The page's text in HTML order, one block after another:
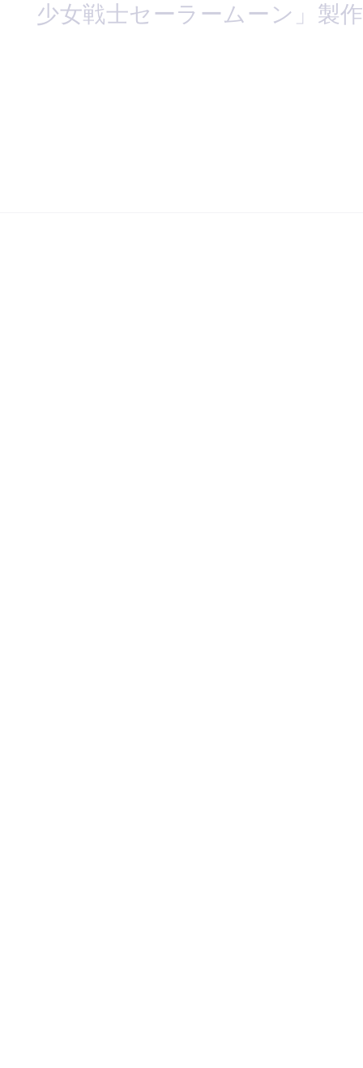
少女戦士セーラームーン」製